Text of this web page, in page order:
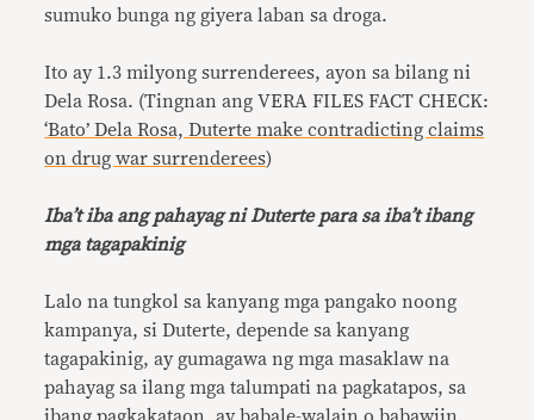
sumuko bunga ng giyera laban sa droga.
Ito ay 1.3 milyong surrenderees, ayon sa bilang ni
Dela Rosa. (Tingnan ang VERA FILES FACT CHECK:
‘Bato’ Dela Rosa, Duterte make contradicting claims
on drug war surrenderees)
Iba’t iba ang pahayag ni Duterte para sa iba’t ibang
mga tagapakinig
Lalo na tungkol sa kanyang mga pangako noong
kampanya, si Duterte, depende sa kanyang
tagapakinig, ay gumagawa ng mga masaklaw na
pahayag sa ilang mga talumpati na pagkatapos, sa